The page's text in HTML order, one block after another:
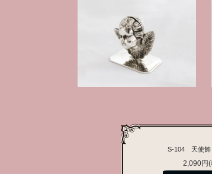
S-104 天使飾
2,090円